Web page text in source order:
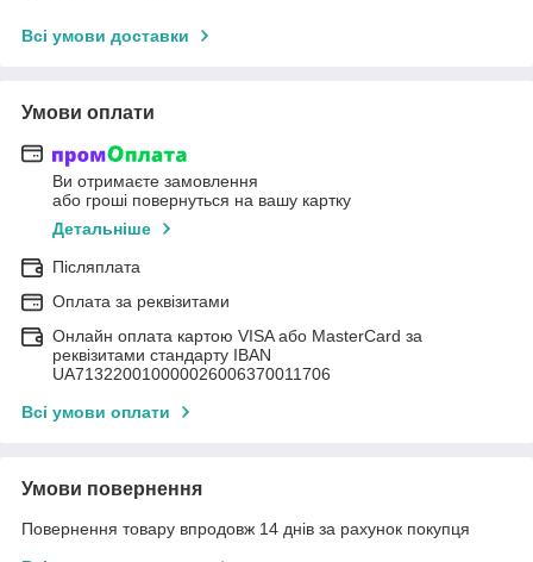
Всі умови доставки
Умови оплати
Ви отримаєте замовлення
або гроші повернуться на вашу картку
Детальніше
Післяплата
Оплата за реквізитами
Онлайн оплата картою VISA або MasterCard за
реквізитами стандарту IBAN
UA713220010000026006370011706
Всі умови оплати
Умови повернення
Повернення товару впродовж 14 днів за рахунок покупця